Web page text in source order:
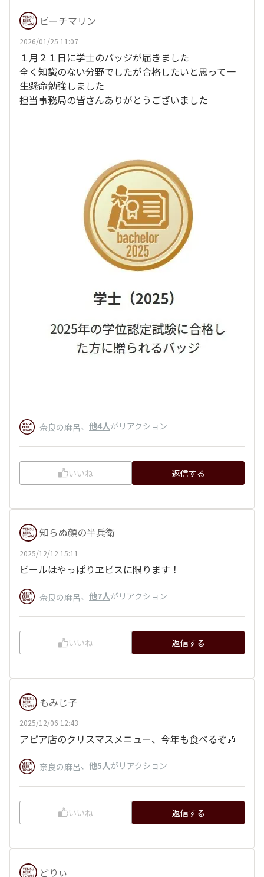
ピーチマリン
2026/01/25 11:07
１月２１日に学士のバッジが届きました
全く知識のない分野でしたが合格したいと思って一
生懸命勉強しました
担当事務局の皆さんありがとうございました
奈良の麻呂、 他4人がリアクション
いいね 返信する
知らぬ顔の半兵衛
2025/12/12 15:11
ビールはやっぱりヱビスに限ります！
奈良の麻呂、 他7人がリアクション
いいね 返信する
もみじ子
2025/12/06 12:43
アピア店のクリスマスメニュー、今年も食べるぞ🎶
奈良の麻呂、 他5人がリアクション
いいね 返信する
どりぃ